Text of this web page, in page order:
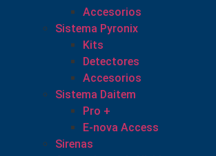
Accesorios
Sistema Pyronix
Kits
Detectores
Accesorios
Sistema Daitem
Pro +
E-nova Access
Sirenas